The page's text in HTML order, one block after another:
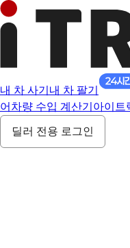
내 차 사기 내 차 팔기
어 차량 수입 계산기 아이트
딜러 전용 로그인